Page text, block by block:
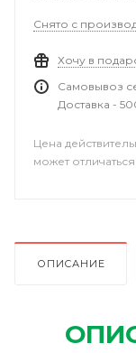
Снято с
Хочу в
Самовывоз
Доставка -
Цена
может
ОПИСАНИЕ